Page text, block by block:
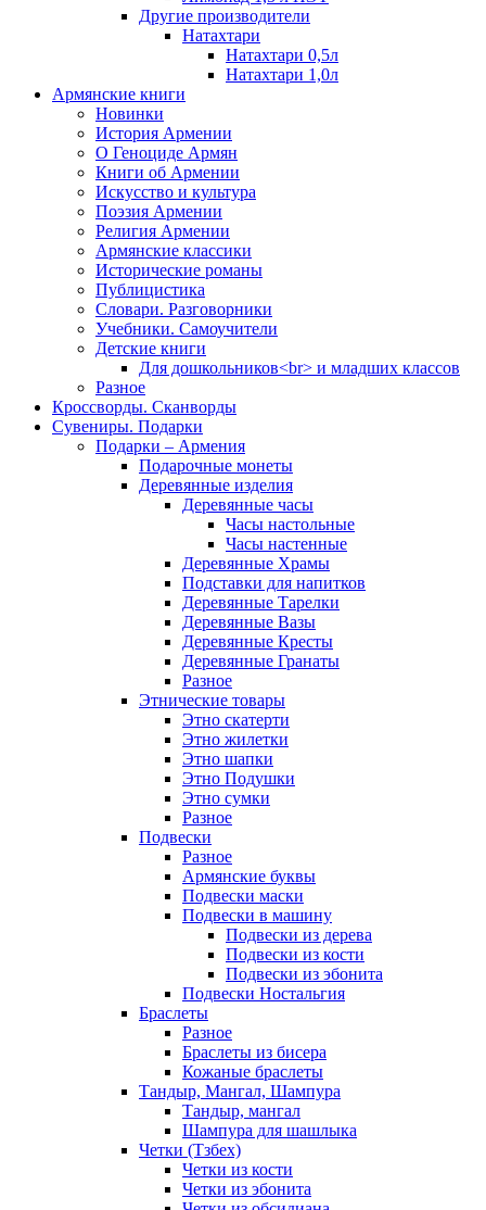
Другие производители
Натахтари
Натахтари 0,5л
Натахтари 1,0л
Армянские книги
Новинки
История Армении
О Геноциде Армян
Книги об Армении
Иcкусство и культура
Поэзия Армении
Религия Армении
Армянские классики
Исторические романы
Публицистика
Словари. Разговорники
Учебники. Самоучители
Детские книги
Для дошкольников<br> и младших классов
Разное
Кроссворды. Сканворды
Сувениры. Подарки
Подарки – Армения
Подарочные монеты
Деревянные изделия
Деревянные часы
Часы настольные
Часы настенные
Деревянные Храмы
Подставки для напитков
Деревянные Тарелки
Деревянные Вазы
Деревянные Кресты
Деревянные Гранаты
Разное
Этнические товары
Этно скатерти
Этно жилетки
Этно шапки
Этно Подушки
Этно сумки
Разное
Подвески
Разное
Армянские буквы
Подвески маски
Подвески в машину
Подвески из дерева
Подвески из кости
Подвески из эбонита
Подвески Ностальгия
Браслеты
Разное
Браслеты из бисера
Кожаные браслеты
Тандыр, Мангал, Шампура
Тандыр, мангал
Шампура для шашлыка
Четки (Тзбех)
Четки из кости
Четки из эбонита